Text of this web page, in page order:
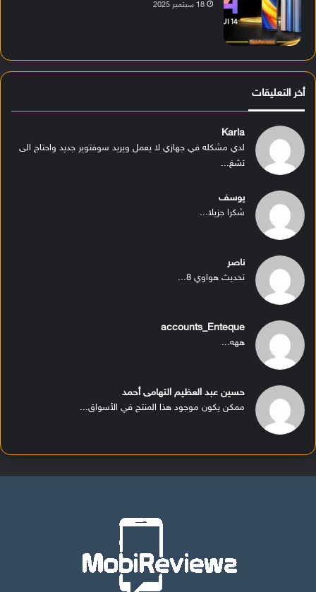
18 سبتمبر 2025
أخر التعليقات
Karla
لدي مشكله في جهازي لا يعمل ويريد سوفتوير جديد واحتاج الى
تشغ...
يوسف
شكرا جزيلا...
ناصر
تحديث هواوي 8...
accounts_Enteque
ههه...
حسين عبد العظيم التهامى أحمد
ممكن يكون موجود هذا المنتج في الأسواق...